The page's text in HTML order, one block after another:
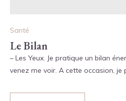
Santé
Le Bilan
– Les Yeux. Je pratique un bilan
venez me voir. A cette occasion, je